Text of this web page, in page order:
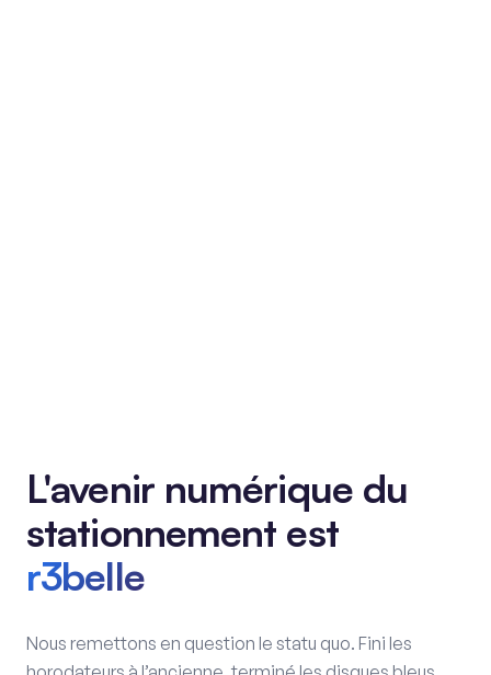
L'avenir numérique du
stationnement est
r3belle
Nous remettons en question le statu quo. Fini les